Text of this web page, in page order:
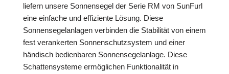
liefern unsere Sonnensegel der Serie RM von SunFurl
eine einfache und effiziente Lösung. Diese
Sonnensegelanlagen verbinden die Stabilität von einem
fest verankerten Sonnenschutzsystem und einer
händisch bedienbaren Sonnensegelanlage. Diese
Schattensysteme ermöglichen Funktionalität in